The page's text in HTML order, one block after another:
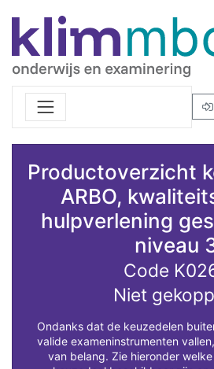
Productoverzicht
ARBO,
hulpverlening
niveau
Code
Niet
Ondanks dat de keuzedelen
valide exameninstrumenten
van belang. Zie hieronder